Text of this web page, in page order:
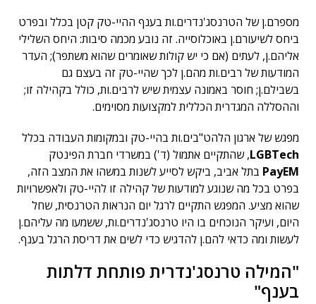
מספרם.ן של הטרנסג'נדרים.ות בענף ההיי-טק קטן בכלל ובפרט
ביחס לשיעורם.ן באוכלוסייה. זה נובע מכמה סיבות: היחס השלילי
אליהם.ן, לעתים (אם כי יש קולות שאומרים שהוא משתפר); העדר
המודעות של רבים.ות מהם.ן לכך שהיי-טק זה בעצם גם
בשבילם.ן; חוסר באמונה עצמית שיש לרבים.ות, כולל בקהילה זו;
וההסללה המגדרית הכללית למקצועות מסוימים.
מפגש של ארגון הלהט"בים.ות בהיי-טק ובמקומות העבודה בכלל
LGBTech, שהתקיים אתמול (ד') במשרדי חברת הפינטק
PayEM בתל אביב, ביקש לסייע לשנות במשהו את המצב הזה,
בפרט בכל מה שנוגע למודעות של קהילה זו להיי-טק ולאפשרויות
שהוא מציע. המפגש התקיים לרגל יום הנראות הטרנסית, שחל
היום, ועיקר הנוכחים בו היו טרנסג'נדרים.ות, ששמעו מה עליהם.ן
לעשות ומה כדאי להם.ן להדגיש כדי לשים את דריסת הרגל בענף.
"המילה טרנסג'נדרית פותחת דלתות
בענף"